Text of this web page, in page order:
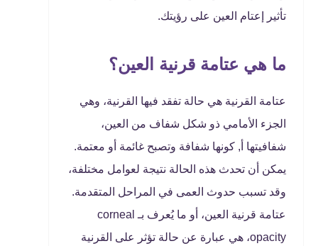
تأثير إعتام العين على رؤيتك.
ما هي عتامة قرنية العين؟
عتامة القرنية هي حالة تفقد فيها القرنية، وهي
الجزء الأمامي ذو شكل شفاف من العين،
شفافيتها أ, كونها شفافة وتصبح غائمة أو معتمة.
يمكن أن تحدث هذه الحالة نتيجة لعوامل مختلفة،
وقد تسبب حدوث العمى في المراحل المتقدمة.
عتامة قرنية العين، أو ما يُعرف بـ corneal
opacity، هي عبارة عن حالة تؤثر على القرنية